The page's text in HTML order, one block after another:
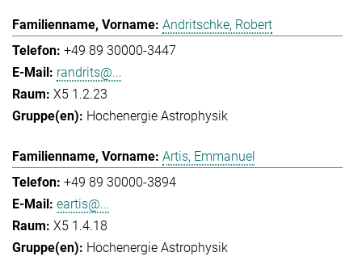
Andritschke, Robert
+49 89 30000-3447
randrits@...
X5 1.2.23
Hochenergie Astrophysik
Artis, Emmanuel
+49 89 30000-3894
eartis@...
X5 1.4.18
Hochenergie Astrophysik